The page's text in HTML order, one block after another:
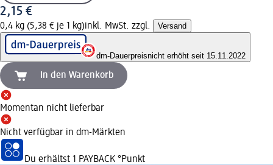
2,15 €
0,4 kg (5,38 € je 1 kg)inkl. MwSt. zzgl. Versand
dm-Dauerpreisnicht erhöht seit 15.11.2022
In den Warenkorb
Momentan nicht lieferbar
Nicht verfügbar in dm-Märkten
Du erhältst 1 PAYBACK °Punkt